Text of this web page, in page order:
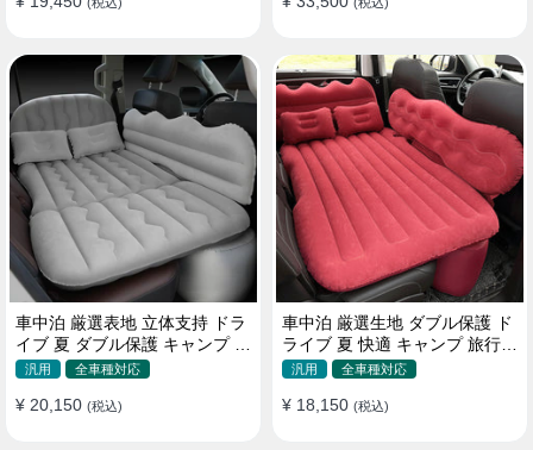
車中泊 厳選表地 立体支持 ドラ
イブ 夏 ダブル保護 キャンプ 旅
行 収納便利 取付簡単 全車種 エ
汎用 全車種対応
¥ 20,150 (税込)
車中泊 厳選生地 ダブル保護 ド
ライブ 夏 快適 キャンプ 旅行
収納便利 全車種 多色 エアーベ
汎用 全車種対応
¥ 18,150 (税込)